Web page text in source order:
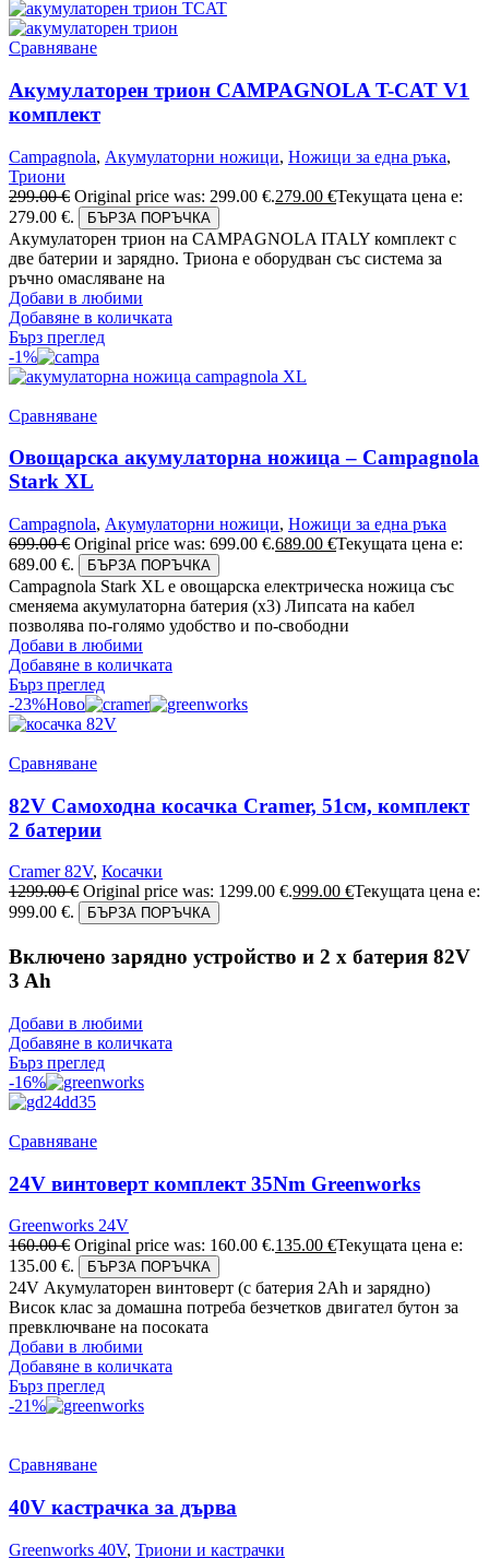
Сравняване
Акумулаторен трион CAMPAGNOLA T-CAT V1
комплект
Campagnola, Акумулаторни ножици, Ножици за една ръка,
Триони
299.00€ Original price was: 299.00 €.279.00 €Текущата цена е:
279.00 €.
БЪРЗА ПОРЪЧКА
Акумулаторен трион на CAMPAGNOLA ITALY комплект с
две батерии и зарядно. Триона е оборудван със система за
ръчно омасляване на
Добави в любими
Добавяне в количката
Бърз преглед
-1%
Сравняване
Овощарска акумулаторна ножица – Campagnola
Stark XL
Campagnola, Акумулаторни ножици, Ножици за една ръка
699.00€ Original price was: 699.00 €.689.00 €Текущата цена е:
689.00 €.
БЪРЗА ПОРЪЧКА
Campagnola Stark XL е овощарска електрическа ножица със
сменяема акумулаторна батерия (х3) Липсата на кабел
позволява по-голямо удобство и по-свободни
Добави в любими
Добавяне в количката
Бърз преглед
-23%Ново
Сравняване
82V Самоходна косачка Cramer, 51см, комплект
2 батерии
Cramer 82V, Косачки
1299.00€ Original price was: 1299.00 €.999.00 €Текущата цена е:
999.00 €.
БЪРЗА ПОРЪЧКА
Включено зарядно устройство и 2 x батерия 82V
3 Ah
Добави в любими
Добавяне в количката
Бърз преглед
-16%
Сравняване
24V винтоверт комплект 35Nm Greenworks
Greenworks 24V
160.00€ Original price was: 160.00 €.135.00 €Текущата цена е:
135.00 €.
БЪРЗА ПОРЪЧКА
24V Акумулаторен винтоверт (с батерия 2Аh и зарядно)
Висок клас за домашна потреба безчетков двигател бутон за
превключване на посоката
Добави в любими
Добавяне в количката
Бърз преглед
-21%
Сравняване
40V кастрачка за дърва
Greenworks 40V, Триони и кастрачки